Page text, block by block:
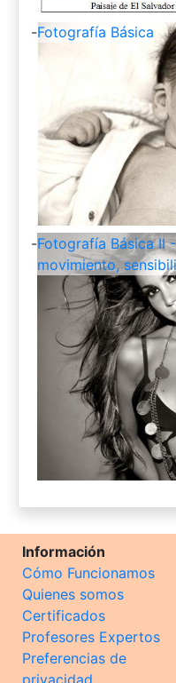
-Fotografía Básica
-Fotografía Básica II
movimiento,
Información
Cómo Funcionamos
Quienes somos
Certificados
Profesores Expertos
Preferencias de